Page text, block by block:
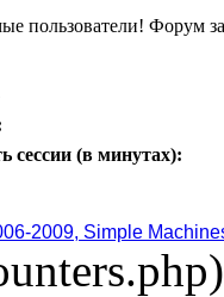
пользователи! Форум
сессии (в минутах):
2009, Simple